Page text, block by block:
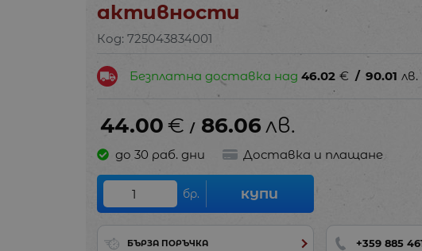
активности
Код: 725043834001
Безплатна доставка над46.02 € / 90.01 лв.
44.00€ / 86.06лв.
до 30 раб. дни Доставка и плащане
бр. КУПИ
БЪРЗА ПОРЪЧКА +359 885